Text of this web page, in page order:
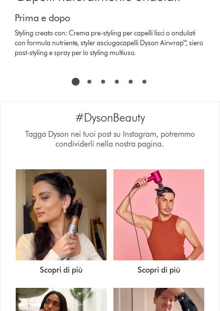
Prima e dopo
Styling creato con: Crema pre-styling per capelli lisci o ondulati
con formula nutriente, styler asciugacapelli Dyson Airwrap™, siero
post-styling e spray per lo styling multiuso.
#DysonBeauty
Tagga Dyson nei tuoi post su Instagram, potremmo
condividerli nella nostra pagina.
Scopri di più Scopri di più